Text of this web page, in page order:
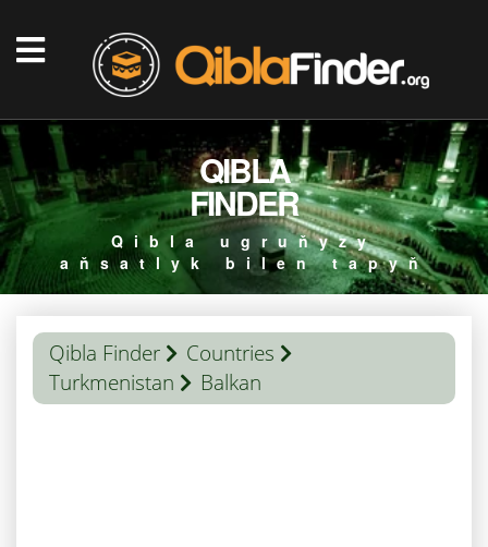
QIBLA
FINDER
Qibla ugruňyzy
aňsatlyk bilen tapyň
Qibla Finder
Countries
Turkmenistan
Balkan